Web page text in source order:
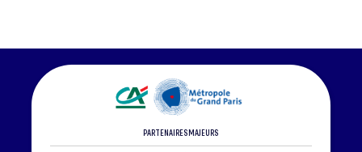
PARTENAIRES MAJEURS